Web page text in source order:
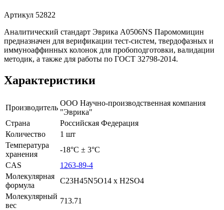
Артикул 52822
Аналитический стандарт Эврика A0506NS Паромомицин
предназначен для верификации тест-систем, твердофазных и
иммуноаффинных колонок для пробоподготовки, валидации
методик, а также для работы по ГОСТ 32798-2014.
Характеристики
Производитель
ООО Научно-производственная компания
"Эврика"
Страна
Российская Федерация
Количество
1 шт
Температура
хранения
-18°С ± 3°С
CAS
1263-89-4
Молекулярная
формула
C23H45N5O14 x H2SO4
Молекулярный
вес
713.71